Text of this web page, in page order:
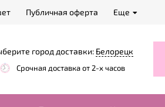
Публичная оферта Еще
город доставки: Белорецк
Срочная доставка от 2-х часов